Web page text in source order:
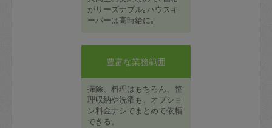
がリーズナブル｡ハウスキ
ーパーは高時給に｡
豊富な業務範囲
掃除、料理はもちろん、整
理収納や洗濯も、オプショ
ン料金ナシでまとめて依頼
できる。